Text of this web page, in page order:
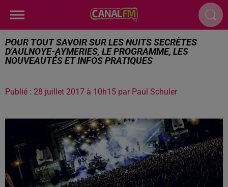
POUR TOUT SAVOIR SUR LES NUITS SECRÈTES
D'AULNOYE-AYMERIES, LE PROGRAMME, LES
NOUVEAUTÉS ET INFOS PRATIQUES
Publié : 28 juillet 2017 à 10h15 par Paul Schuler